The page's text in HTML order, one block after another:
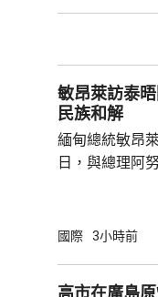
恩芬天奴作出
等國際足協相
敏昂萊訪泰
民族和解
緬甸總統敏昂
日，與總理阿
關係，並尋求
國際 3小時前